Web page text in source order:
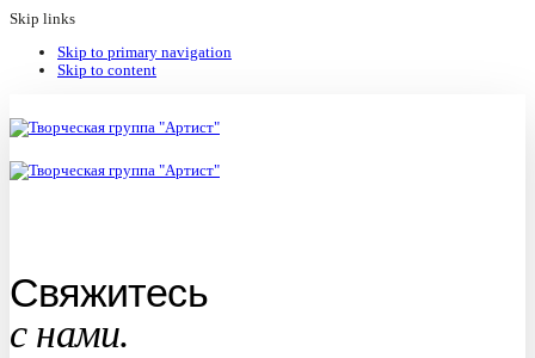
Skip links
Skip to primary navigation
Skip to content
Свяжитесь
с нами.